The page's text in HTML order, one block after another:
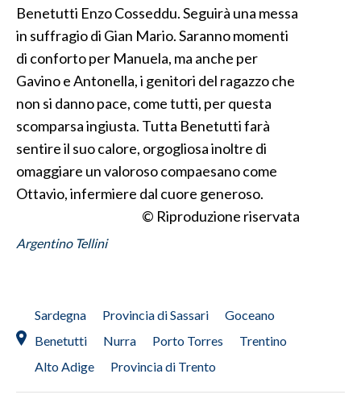
Benetutti Enzo Cosseddu. Seguirà una messa
in suffragio di Gian Mario. Saranno momenti
di conforto per Manuela, ma anche per
Gavino e Antonella, i genitori del ragazzo che
non si danno pace, come tutti, per questa
scomparsa ingiusta. Tutta Benetutti farà
sentire il suo calore, orgogliosa inoltre di
omaggiare un valoroso compaesano come
Ottavio, infermiere dal cuore generoso.
© Riproduzione riservata
Argentino Tellini
Sardegna Provincia di Sassari
Goceano
Benetutti
Nurra Porto Torres
Trentino
Alto Adige
Provincia di Trento